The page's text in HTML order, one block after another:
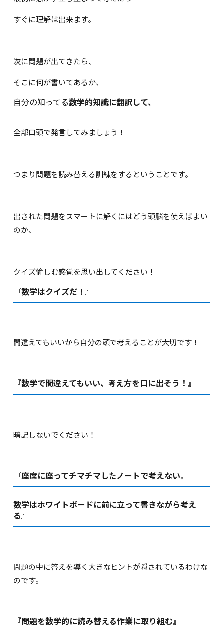
すぐに理解は出来ます。
次に問題が出てきたら、
そこに何が書いてあるか、
自分の知ってる数学的知識に翻訳して、
全部口頭で発言してみましょう！
つまり問題を読み替える訓練をするということです。
出された問題をスマートに解くにはどう頭脳を使えばよい
のか、
クイズ愉しむ感覚を思い出してください！
『数学はクイズだ！』
間違えてもいいから自分の頭で考えることが大切です！
『数学で間違えてもいい、考え方を口に出そう！』
暗記しないでください！
『座席に座ってチマチマしたノートで考えない。
数学はホワイトボードに前に立って書きながら考え
る』
問題の中に答えを導く大きなヒントが隠されているわけな
のです。
『問題を数学的に読み替える作業に取り組む』